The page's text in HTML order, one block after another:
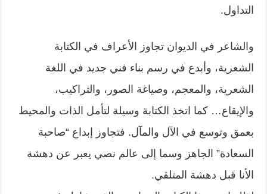
التداول.
والشاعر في الديوان تجاوز الأعراف في الكتابة
الشعرية، وأبدع في رسم بناء فني جديد في اللغة
الشعرية، والمعجم، وصياغة الصور، والتراكيب،
والإيقاع… كما اتخذ الكتابة وسيلة لتأمل الذات والمحيط
بعمق وتوسع في الآل والمآل. فتجاوز إبداع “صاحبة
السعادة” الجاهز وسما إلى عالم نصي يعبر عن دهشة
الأنا قبل دهشة المتلقي.